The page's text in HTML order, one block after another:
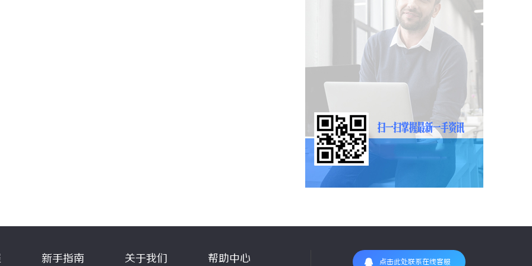
新手指南 关于我们 帮助中心 点击此处联系在线客服